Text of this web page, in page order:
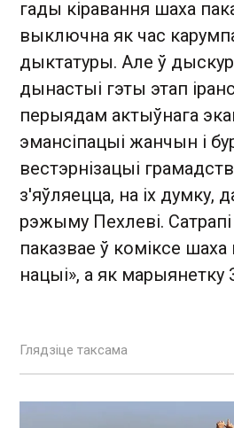
гады кіравання шаха
выключна як час
дыктатуры. Але ў
дынастыі гэты этап
перыядам актыўнага
эмансіпацыі жанчын і
вестэрнізацыі
з'яўляецца, на іх думку,
рэжыму Пехлеві.
паказвае ў коміксе шаха
нацыі», а як марыянетку
Глядзіце таксама